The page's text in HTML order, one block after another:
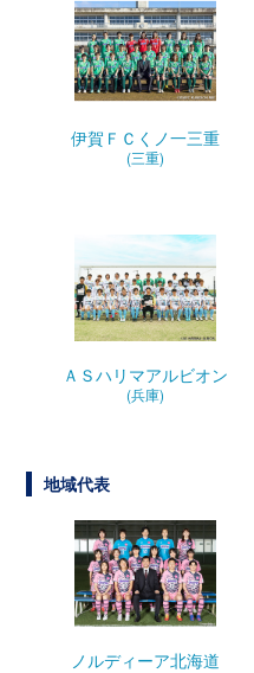
伊賀ＦＣくノ一三重
(三重)
ＡＳハリマアルビオン
(兵庫)
地域代表
ノルディーア北海道